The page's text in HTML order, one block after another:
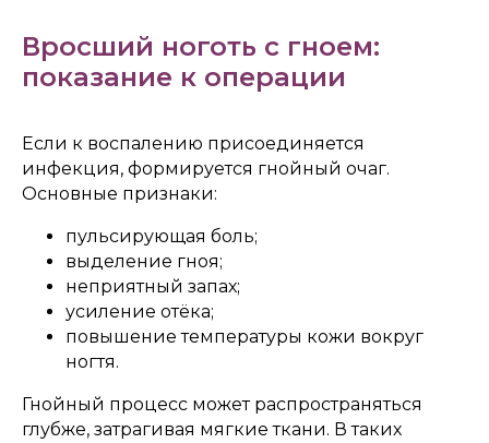
Вросший ноготь с гноем:
показание к операции
Если к воспалению присоединяется
инфекция, формируется гнойный очаг.
Основные признаки:
пульсирующая боль;
выделение гноя;
неприятный запах;
усиление отёка;
повышение температуры кожи вокруг
ногтя.
Гнойный процесс может распространяться
глубже, затрагивая мягкие ткани. В таких